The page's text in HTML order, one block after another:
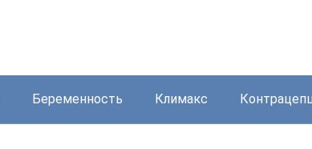
Беременность Климакс